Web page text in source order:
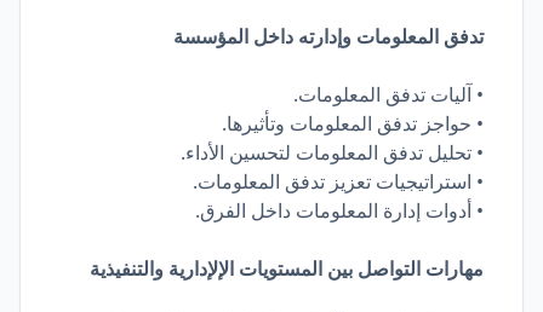
تدفق المعلومات وإدارته داخل المؤسسة
• آليات تدفق المعلومات.
• حواجز تدفق المعلومات وتأثيرها.
• تحليل تدفق المعلومات لتحسين الأداء.
• استراتيجيات تعزيز تدفق المعلومات.
• أدوات إدارة المعلومات داخل الفرق.
مهارات التواصل بين المستويات الإلإدارية والتنفيذية